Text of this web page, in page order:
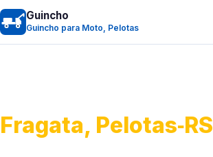
Guincho
Guincho para Moto, Pelotas
Fragata, Pelotas‑RS